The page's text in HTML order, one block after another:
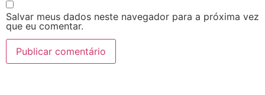
Salvar meus dados neste navegador para a próxima vez
que eu comentar.